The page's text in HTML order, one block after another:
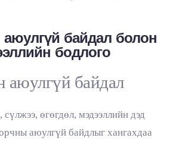
байдал болон
бодлого
аюулгүй байдал
өгөгдөл, мэдээллийн дэд
аюулгүй байдлыг хангахдаа